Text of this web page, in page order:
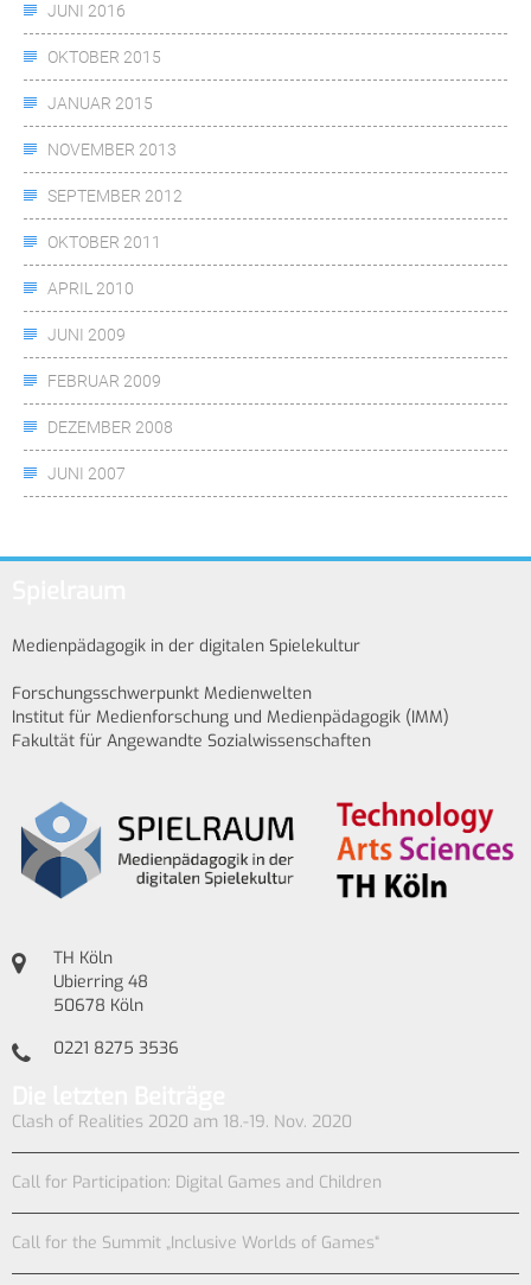
JUNI 2016
OKTOBER 2015
JANUAR 2015
NOVEMBER 2013
SEPTEMBER 2012
OKTOBER 2011
APRIL 2010
JUNI 2009
FEBRUAR 2009
DEZEMBER 2008
JUNI 2007
Medienpädagogik in der digitalen Spielekultur
Forschungsschwerpunkt Medienwelten
Institut für Medienforschung und Medienpädagogik (IMM)
Fakultät für Angewandte Sozialwissenschaften
TH Köln
Ubierring 48
50678 Köln
0221 8275 3536
Clash of Realities 2020 am 18.-19. Nov. 2020
Call for Participation: Digital Games and Children
Call for the Summit „Inclusive Worlds of Games“